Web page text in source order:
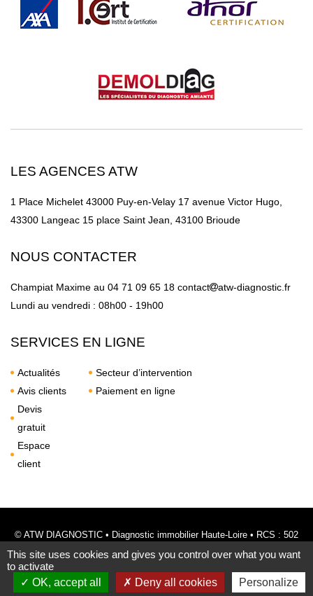
LES AGENCES ATW
1 Place Michelet 43000 Puy-en-Velay 17 avenue Victor Hugo,
43300 Langeac 15 place Saint Jean, 43100 Brioude
NOUS CONTACTER
Champiat Maxime au 04 71 09 65 18 contact
atw-diagnostic.fr
Lundi au vendredi : 08h00 - 19h00
SERVICES EN LIGNE
Actualités
Avis clients
Devis
gratuit
Espace
client
Secteur d’intervention
Paiement en ligne
© ATW DIAGNOSTIC • Diagnostic immobilier Haute-Loire • RCS : 502
Site réalisé parwww.arobiz.com
This site uses cookies and gives you control over what you want
to activate
OK, accept all
Deny all cookies Personalize